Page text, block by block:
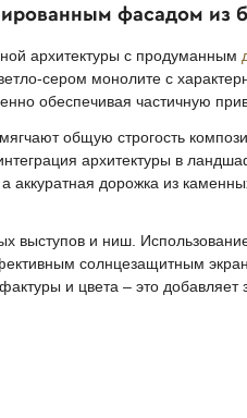
фасадом из
архитектуры с продуманным
сером монолите с
обеспечивая частичную
общую строгость
архитектуры в
дорожка из
выступов и ниш.
солнцезащитным
и цвета – это добавляет